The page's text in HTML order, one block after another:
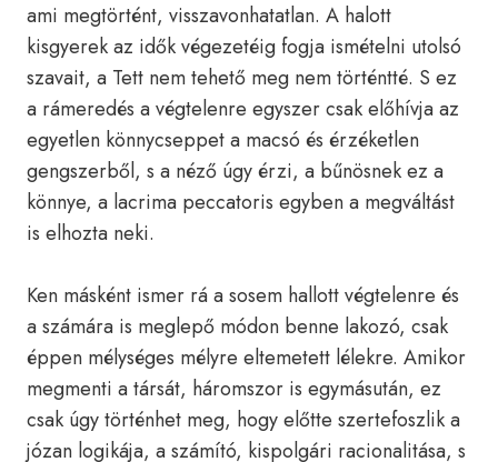
ami megtörtént, visszavonhatatlan. A halott
kisgyerek az idők végezetéig fogja ismételni utolsó
szavait, a Tett nem tehető meg nem történtté. S ez
a rámeredés a végtelenre egyszer csak előhívja az
egyetlen könnycseppet a macsó és érzéketlen
gengszerből, s a néző úgy érzi, a bűnösnek ez a
könnye, a lacrima peccatoris egyben a megváltást
is elhozta neki.
Ken másként ismer rá a sosem hallott végtelenre és
a számára is meglepő módon benne lakozó, csak
éppen mélységes mélyre eltemetett lélekre. Amikor
megmenti a társát, háromszor is egymásután, ez
csak úgy történhet meg, hogy előtte szertefoszlik a
józan logikája, a számító, kispolgári racionalitása, s